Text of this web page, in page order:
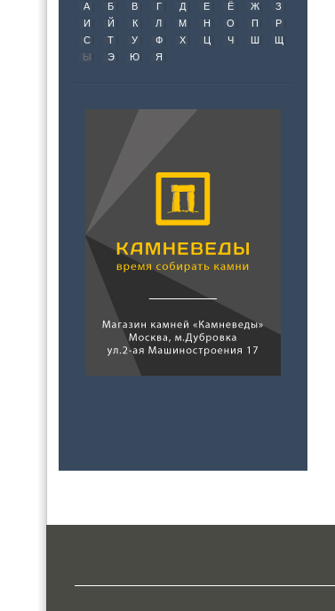
А Б В Г Д Е Ё Ж
З
И
Й К Л М Н О П
Р
С
Т У Ф Х Ц Ч Ш
Щ
Ы
Э Ю Я